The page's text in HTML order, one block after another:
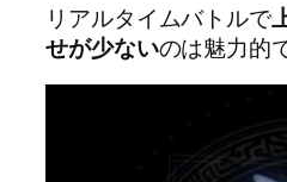
リアルタイムバトルで
せが少ないのは魅力的